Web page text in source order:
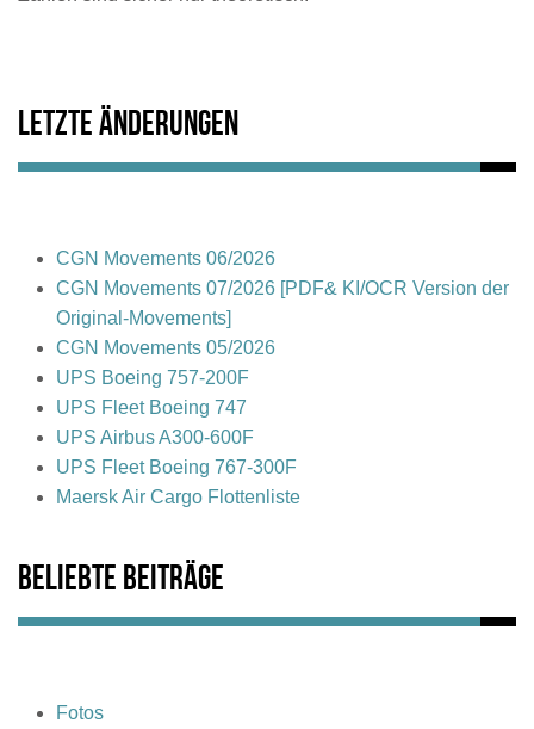
Letzte Änderungen
CGN Movements 06/2026
CGN Movements 07/2026 [PDF& KI/OCR Version der
Original-Movements]
CGN Movements 05/2026
UPS Boeing 757-200F
UPS Fleet Boeing 747
UPS Airbus A300-600F
UPS Fleet Boeing 767-300F
Maersk Air Cargo Flottenliste
Beliebte Beiträge
Fotos